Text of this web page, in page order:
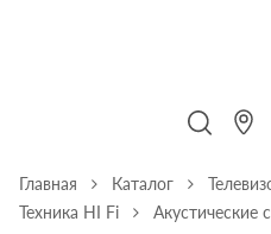
Главная Каталог
Техника HI Fi
Акустические